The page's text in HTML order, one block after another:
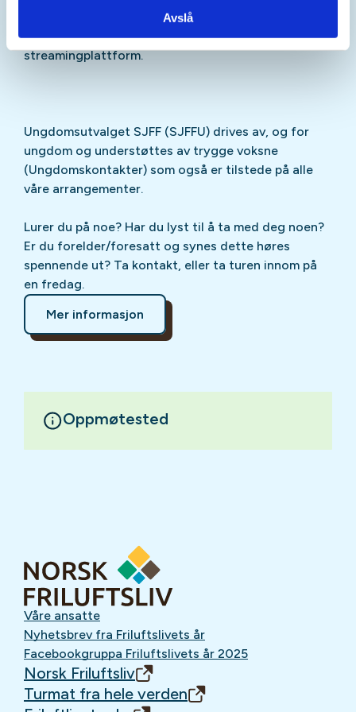
Avslå
påInstagram
TikTokog vår egenpodcastpå din favoritt-
streamingplattform.
Ungdomsutvalget SJFF (SJFFU) drives av, og for
ungdom og understøttes av trygge voksne
(Ungdomskontakter) som også er tilstede på alle
våre arrangementer.
Lurer du på noe? Har du lyst til å ta med deg noen?
Er du forelder/foresatt og synes dette høres
spennende ut? Ta kontakt, eller ta turen innom på
en fredag.
Mer informasjon
Oppmøtested
Våre ansatte
Nyhetsbrev fra Friluftslivets år
Facebookgruppa Friluftslivets år 2025
Norsk Friluftsliv
Turmat fra hele verden